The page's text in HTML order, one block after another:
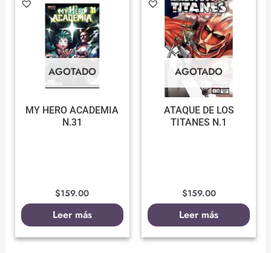
AGOTADO
MY HERO ACADEMIA
N.31
$159.00
Leer más
AGOTADO
ATAQUE DE LOS
TITANES N.1
$159.00
Leer más